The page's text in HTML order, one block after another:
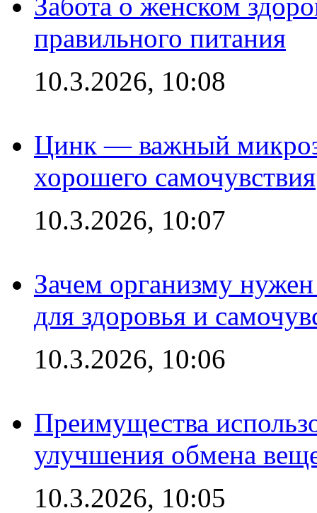
правильного питания
10.3.2026, 10:08
Цинк — важный
хорошего самочувствия
10.3.2026, 10:07
Зачем организму
для здоровья и
10.3.2026, 10:06
Преимущества
улучшения обмена
10.3.2026, 10:05